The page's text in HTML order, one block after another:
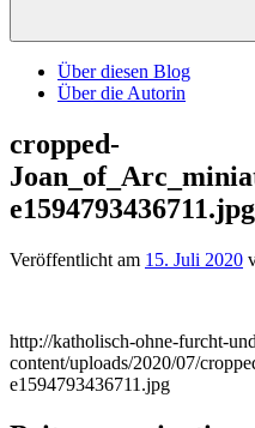
Über diesen Blog
Über die Autorin
cropped-
e1594793436711.jpg
Veröffentlicht am 15. Juli 2020
http://katholisch-ohne-furcht-
content/uploads/2020/07/
e1594793436711.jpg